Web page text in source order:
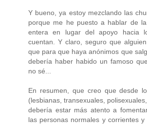
Y bueno, ya estoy mezclando las
porque me he puesto a hablar de
entera en lugar del apoyo hacia
cuentan. Y claro, seguro que
que para que haya anónimos que
debería haber habido un famoso
no sé...
En resumen, que creo que desde
(lesbianas, transexuales,
debería estar más atento a
las personas normales y corrientes